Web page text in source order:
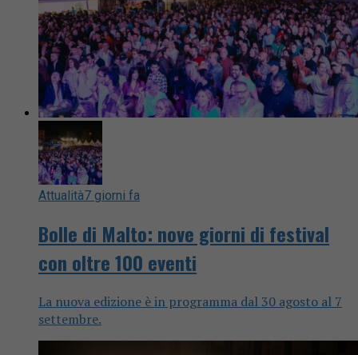
Attualità7 giorni fa
Bolle di Malto: nove giorni di festival
con oltre 100 eventi
La nuova edizione è in programma dal 30 agosto al 7
settembre.